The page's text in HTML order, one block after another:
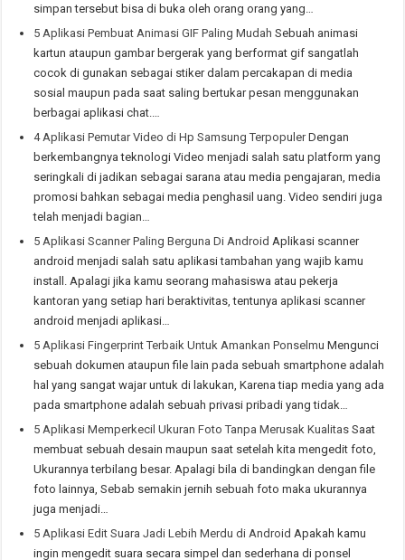
simpan tersebut bisa di buka oleh orang orang yang…
5 Aplikasi Pembuat Animasi GIF Paling Mudah Sebuah animasi
kartun ataupun gambar bergerak yang berformat gif sangatlah
cocok di gunakan sebagai stiker dalam percakapan di media
sosial maupun pada saat saling bertukar pesan menggunakan
berbagai aplikasi chat.…
4 Aplikasi Pemutar Video di Hp Samsung TerpopulerDengan
berkembangnya teknologi Video menjadi salah satu platform yang
seringkali di jadikan sebagai sarana atau media pengajaran, media
promosi bahkan sebagai media penghasil uang. Video sendiri juga
telah menjadi bagian…
5 Aplikasi Scanner Paling Berguna Di Android Aplikasi scanner
android menjadi salah satu aplikasi tambahan yang wajib kamu
install. Apalagi jika kamu seorang mahasiswa atau pekerja
kantoran yang setiap hari beraktivitas, tentunya aplikasi scanner
android menjadi aplikasi…
5 Aplikasi Fingerprint Terbaik Untuk Amankan Ponselmu Mengunci
sebuah dokumen ataupun file lain pada sebuah smartphone adalah
hal yang sangat wajar untuk di lakukan, Karena tiap media yang ada
pada smartphone adalah sebuah privasi pribadi yang tidak…
5 Aplikasi Memperkecil Ukuran Foto Tanpa Merusak Kualitas Saat
membuat sebuah desain maupun saat setelah kita mengedit foto,
Ukurannya terbilang besar. Apalagi bila di bandingkan dengan file
foto lainnya, Sebab semakin jernih sebuah foto maka ukurannya
juga menjadi…
5 Aplikasi Edit Suara Jadi Lebih Merdu di Android Apakah kamu
ingin mengedit suara secara simpel dan sederhana di ponsel